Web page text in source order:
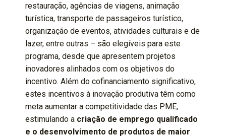
restauração, agências de viagens, animação
turística, transporte de passageiros turístico,
organização de eventos, atividades culturais e de
lazer, entre outras – são elegíveis para este
programa, desde que apresentem projetos
inovadores alinhados com os objetivos do
incentivo. Além do cofinanciamento significativo,
estes incentivos à inovação produtiva têm como
meta aumentar a competitividade das PME,
estimulando a criação de emprego qualificado
e o desenvolvimento de produtos de maior